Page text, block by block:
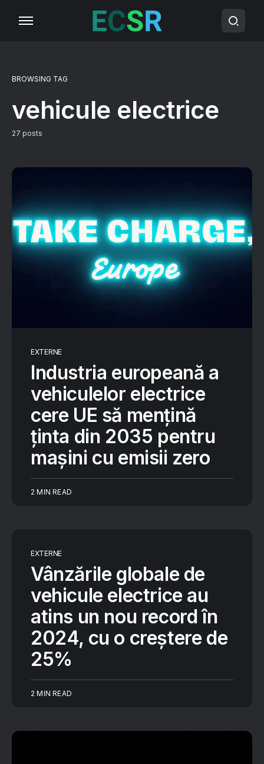
BROWSING TAG
vehicule electrice
27 posts
EXTERNE
Industria europeană a
vehiculelor electrice
cere UE să mențină
ținta din 2035 pentru
mașini cu emisii zero
2 MIN READ
EXTERNE
Vânzările globale de
vehicule electrice au
atins un nou record în
2024, cu o creștere de
25%
2 MIN READ